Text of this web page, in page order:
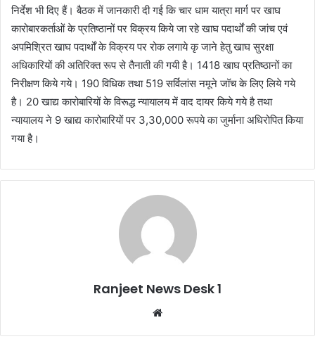
निर्देश भी दिए हैं। बैठक में जानकारी दी गई कि चार धाम यात्रा मार्ग पर खाघ
कारोबारकर्ताओं के प्रतिष्ठानों पर विक्रय किये जा रहे खाघ पदार्थों की जांच एवं
अपमिश्रित खाघ पदार्थों के विक्रय पर रोक लगाये कृ जाने हेतु खाघ सुरक्षा
अधिकारियों की अतिरिक्त रूप से तैनाती की गयी है। 1418 खाघ प्रतिष्ठानों का
निरीक्षण किये गये। 190 विधिक तथा 519 सर्विलांस नमूने जॉच के लिए लिये गये
है। 20 खाद्य कारोबारियों के विरूद्ध न्यायालय में वाद दायर किये गये है तथा
न्यायालय ने 9 खाद्य कारोबारियों पर 3,30,000 रूपये का जुर्माना अधिरोपित किया
गया है।
Ranjeet News Desk 1